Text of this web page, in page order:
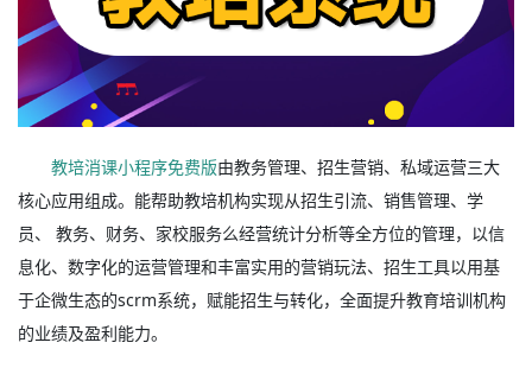
教培消课小程序免费版由教务管理、招生营销、私域运营三大
核心应用组成。能帮助教培机构实现从招生引流、销售管理、学
员、 教务、财务、家校服务么经营统计分析等全方位的管理，以信
息化、数字化的运营管理和丰富实用的营销玩法、招生工具以用基
于企微生态的scrm系统，赋能招生与转化，全面提升教育培训机构
的业绩及盈利能力。